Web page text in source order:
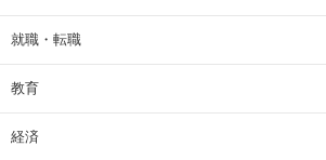
就職・転職
教育
経済